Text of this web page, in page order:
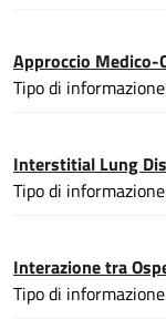
Approccio
Tipo di
Interstitial Lung
Tipo di
Interazione tra
Tipo di